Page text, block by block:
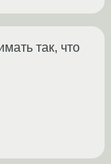
так, что